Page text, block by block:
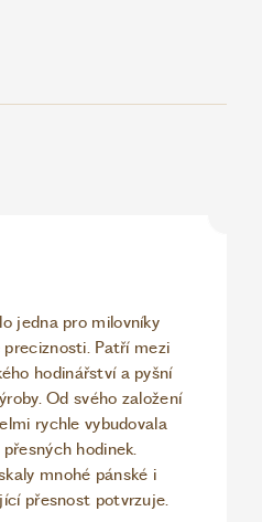
jedna pro milovníky
Patří mezi
hodinářství a pyšní
Od svého založení
rychle vybudovala
hodinek.
mnohé pánské i
přesnost potvrzuje.